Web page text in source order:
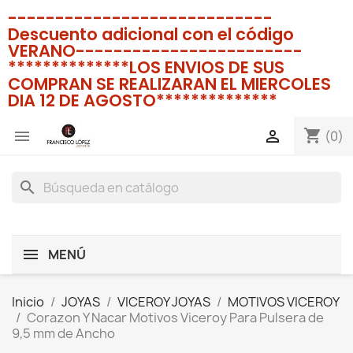
----------------------------
Descuento adicional con el código
VERANO------------------------
**************LOS ENVIOS DE SUS
COMPRAN SE REALIZARAN EL MIERCOLES
DIA 12 DE AGOSTO**************
 shopping_cart (0)

search
MENÚ
Inicio JOYAS VICEROY JOYAS
MOTIVOS VICEROY
Corazon Y Nacar Motivos Viceroy Para Pulsera de
9,5 mm de Ancho